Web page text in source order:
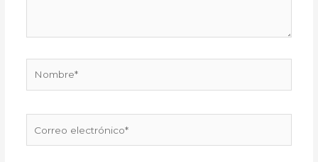
electrónico*